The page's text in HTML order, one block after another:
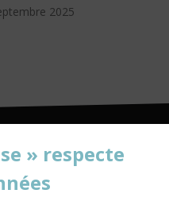
mail
2025
» respecte